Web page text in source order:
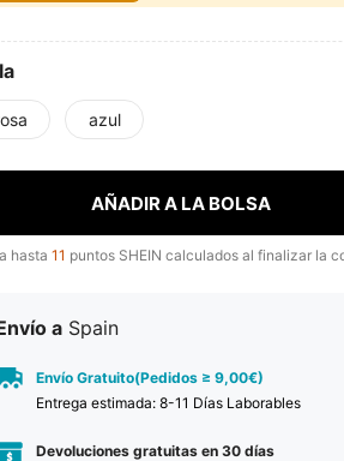
azul
AÑADIR A LA BOLSA
hasta 11 puntos SHEIN calculados al finalizar la
a Spain
Envío Gratuito(Pedidos ≥ 9,00€)
Entrega estimada: 8-11 Días Laborables
Devoluciones gratuitas en 30 días